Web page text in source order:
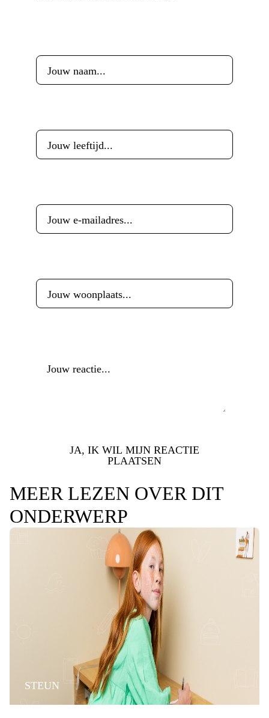
JA, IK WIL MIJN REACTIE
PLAATSEN
MEER LEZEN OVER DIT
ONDERWERP
STEUN